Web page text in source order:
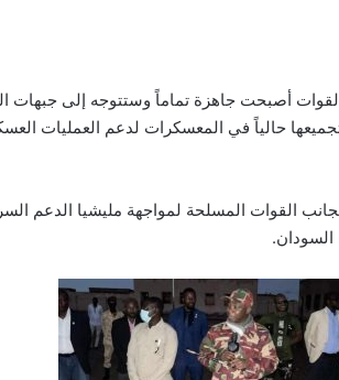
أصبحت جاهزة تماماً وستتوجه إلى جبهات
حالياً في المعسكرات لدعم العمليات
القوات المسلحة لمواجهة مليشيا الدعم
السودان.